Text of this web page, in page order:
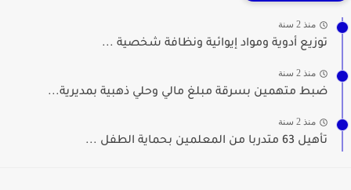
منذ 2 سنة
توزيع أدوية ومواد إيوائية ونظافة شخصية ...
منذ 2 سنة
ضبط متهمين بسرقة مبلغ مالي وحلي ذهبية بمديرية...
منذ 2 سنة
تأهيل 63 متدربا من المعلمين بحماية الطفل ...